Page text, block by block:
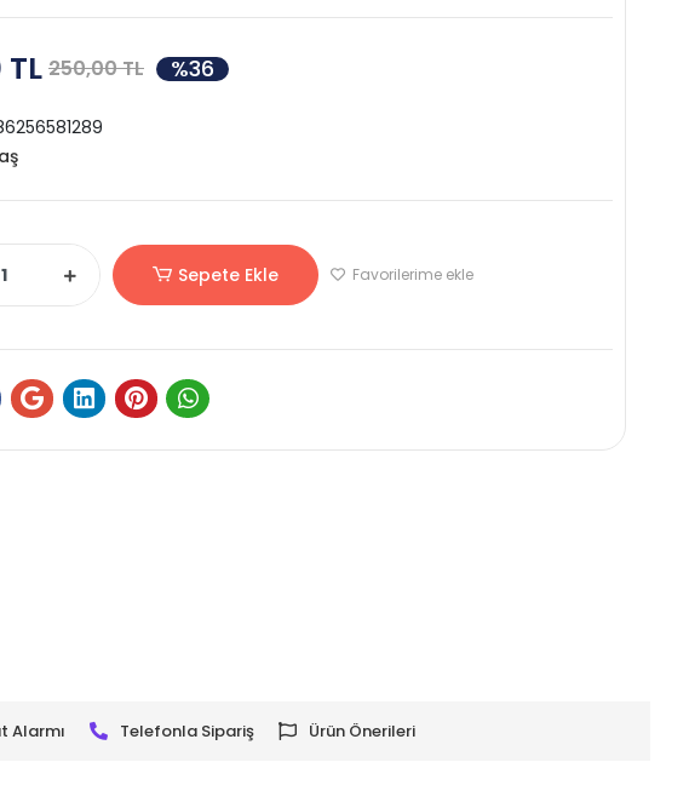
250,00 TL %36
Sepete Ekle Favorilerime ekle
Alarmı Telefonla Sipariş Ürün Önerileri